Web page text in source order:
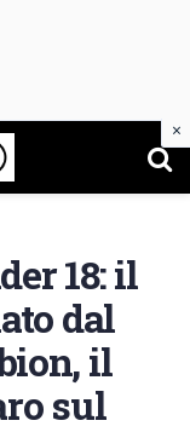
18: il
dal
il
sul
×